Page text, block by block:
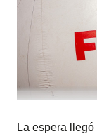
La espera